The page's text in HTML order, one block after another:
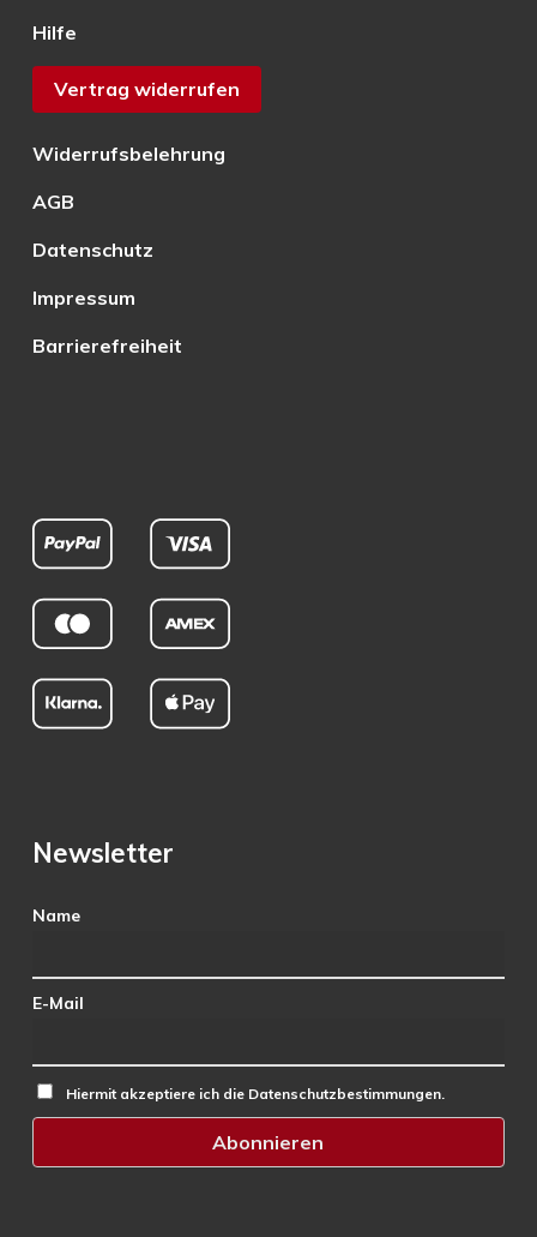
Hilfe
Vertrag widerrufen
Widerrufsbelehrung
AGB
Datenschutz
Impressum
Barrierefreiheit
Newsletter
Name
E-Mail
Hiermit akzeptiere ich die Datenschutzbestimmungen.